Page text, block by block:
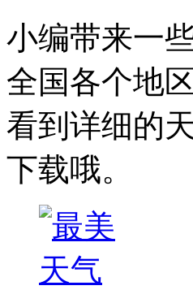
小编带来一
全国各个地
看到详细的
下载哦。